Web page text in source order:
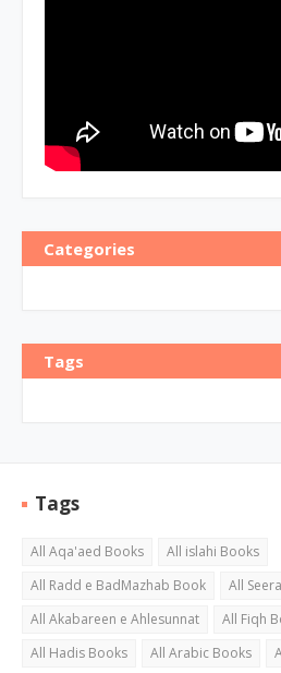
Categories
Tags
Tags
All Aqa'aed Books
All islahi Books
All Radd e BadMazhab Book
All
All Akabareen e Ahlesunnat
All Fiqh
All Hadis Books
All Arabic Books